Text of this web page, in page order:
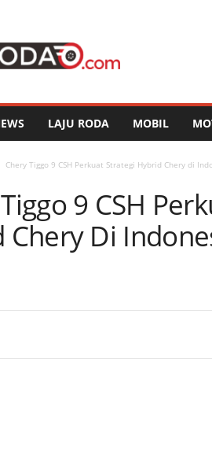
LAJU RODA MOBIL
Chery Tiggo 9 CSH Perkuat Strategi Hybrid Chery di
9 CSH
Chery Di